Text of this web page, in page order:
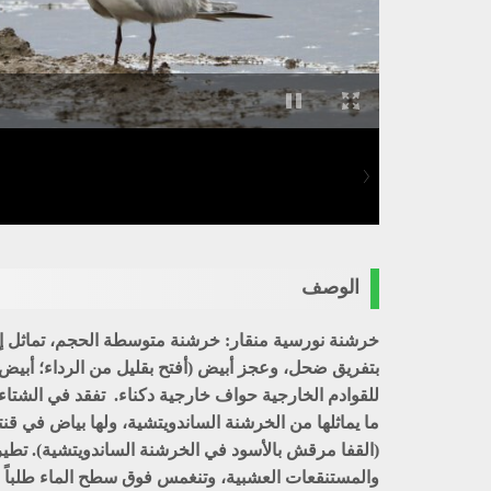
الوصف
خرشنة نورسية منقار: خرشنة متوسطة الحجم، تماثل
بتفريق ضحل، وعجز أبيض (أفتح بقليل من الرداء؛ أبيض
للقوادم الخارجية حواف خارجية دكناء. تفقد في
ما يماثلها من الخرشنة الساندويتشية، ولها بياض في
(القفا مرقش بالأسود في الخرشنة الساندويتشية).
والمستنقعات العشبية، وتنغمس فوق سطح الماء طلباً